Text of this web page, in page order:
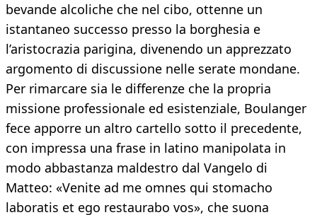
bevande alcoliche che nel cibo, ottenne un
istantaneo successo presso la borghesia e
l’aristocrazia parigina, divenendo un apprezzato
argomento di discussione nelle serate mondane.
Per rimarcare sia le differenze che la propria
missione professionale ed esistenziale, Boulanger
fece apporre un altro cartello sotto il precedente,
con impressa una frase in latino manipolata in
modo abbastanza maldestro dal Vangelo di
Matteo: «Venite ad me omnes qui stomacho
laboratis et ego restaurabo vos», che suona